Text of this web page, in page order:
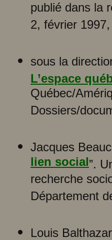
publié dans la
2, février
sous la
L’espace
Québec/
Dossiers/
Jacques
lien social”.
recherche
Département
Louis